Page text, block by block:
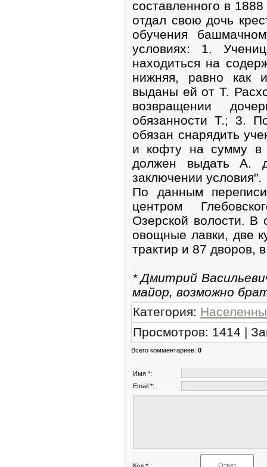
составленного в
отдал свою дочь
обучения
условиях: 1.
находиться на
нижняя, равно как
выданы ей от Т.
возвращении
обязанности Т.; 3.
обязан снарядить
и кофту на сумму в
должен выдать А.
заключении условия".
По данным
центром
Озерской волости. В
овощные лавки, две
трактир и 87 дворов,
* Дмитрий
майор, возможно
Категория:
Просмотров: 1414 |
Всего комментариев: 0
Имя *:
Email *: